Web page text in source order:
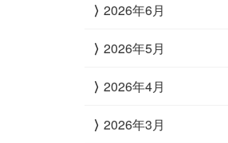
2026年6月
2026年5月
2026年4月
2026年3月